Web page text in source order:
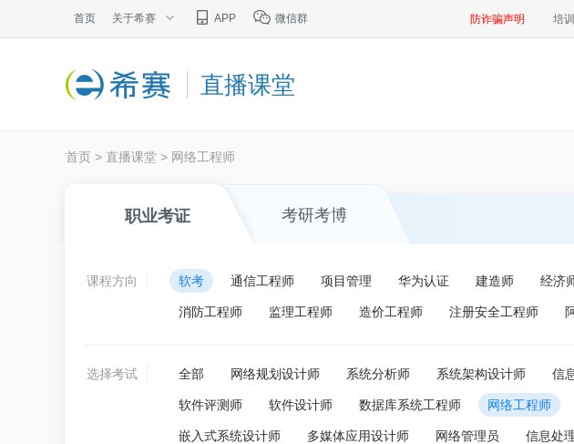
首页 关于希赛 APP 微信群 防诈骗声明 培
直播课堂
首页 > 直播课堂 > 网络工程师
职业考证 考研考博
课程方向 软考 通信工程师 项目管理 华为认证 建造师 经济
消防工程师 监理工程师 造价工程师 注册安全工程师
选择考试 全部 网络规划设计师 系统分析师 系统架构设计师 信
软件评测师 软件设计师 数据库系统工程师 网络工程师
嵌入式系统设计师 多媒体应用设计师 网络管理员 信息处